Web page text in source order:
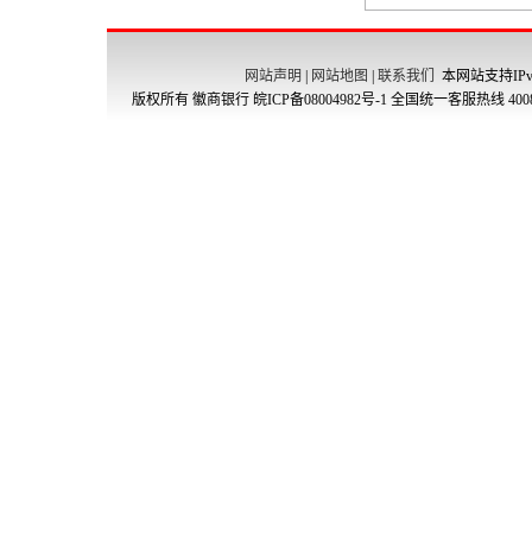
网站声明 网站地图 联系我们
本网站支持
版权所有 徽商银行 皖ICP备08004982号-1 全国统一客服热线